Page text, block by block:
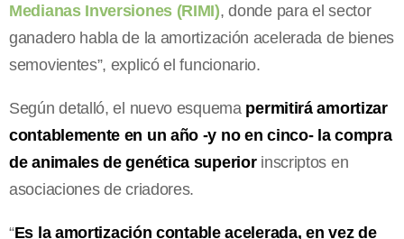
Medianas Inversiones (RIMI), donde para el sector
ganadero habla de la amortización acelerada de bienes
semovientes”, explicó el funcionario.
Según detalló, el nuevo esquema permitirá amortizar
contablemente en un año -y no en cinco- la compra
de animales de genética superiorinscriptos en
asociaciones de criadores.
“Es la amortización contable acelerada, en vez de